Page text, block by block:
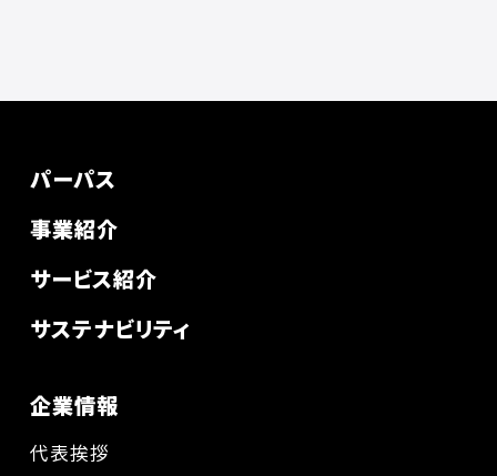
パーパス
事業紹介
サービス紹介
サステナビリティ
企業情報
代表挨拶